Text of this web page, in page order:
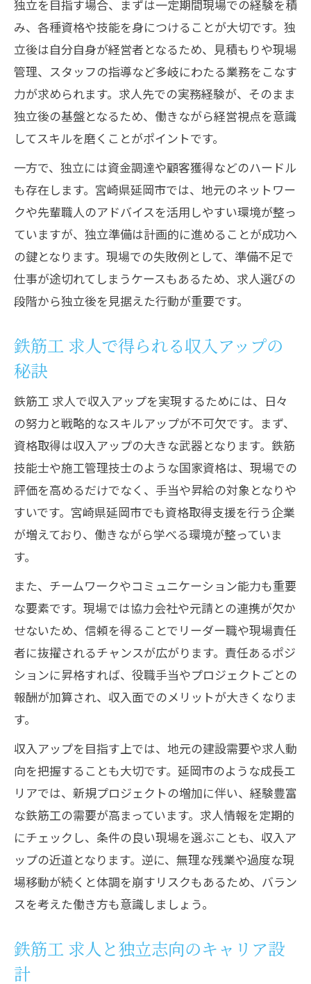
独立を目指す場合、まずは一定期間現場での経験を積
み、各種資格や技能を身につけることが大切です。独
立後は自分自身が経営者となるため、見積もりや現場
管理、スタッフの指導など多岐にわたる業務をこなす
力が求められます。求人先での実務経験が、そのまま
独立後の基盤となるため、働きながら経営視点を意識
してスキルを磨くことがポイントです。
一方で、独立には資金調達や顧客獲得などのハードル
も存在します。宮崎県延岡市では、地元のネットワー
クや先輩職人のアドバイスを活用しやすい環境が整っ
ていますが、独立準備は計画的に進めることが成功へ
の鍵となります。現場での失敗例として、準備不足で
仕事が途切れてしまうケースもあるため、求人選びの
段階から独立後を見据えた行動が重要です。
鉄筋工 求人で得られる収入アップの
秘訣
鉄筋工 求人で収入アップを実現するためには、日々
の努力と戦略的なスキルアップが不可欠です。まず、
資格取得は収入アップの大きな武器となります。鉄筋
技能士や施工管理技士のような国家資格は、現場での
評価を高めるだけでなく、手当や昇給の対象となりや
すいです。宮崎県延岡市でも資格取得支援を行う企業
が増えており、働きながら学べる環境が整っていま
す。
また、チームワークやコミュニケーション能力も重要
な要素です。現場では協力会社や元請との連携が欠か
せないため、信頼を得ることでリーダー職や現場責任
者に抜擢されるチャンスが広がります。責任あるポジ
ションに昇格すれば、役職手当やプロジェクトごとの
報酬が加算され、収入面でのメリットが大きくなりま
す。
収入アップを目指す上では、地元の建設需要や求人動
向を把握することも大切です。延岡市のような成長エ
リアでは、新規プロジェクトの増加に伴い、経験豊富
な鉄筋工の需要が高まっています。求人情報を定期的
にチェックし、条件の良い現場を選ぶことも、収入ア
ップの近道となります。逆に、無理な残業や過度な現
場移動が続くと体調を崩すリスクもあるため、バラン
スを考えた働き方も意識しましょう。
鉄筋工 求人と独立志向のキャリア設
計